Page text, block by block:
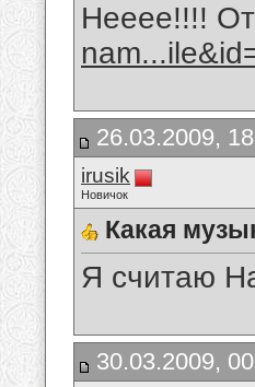
Нееее!!!!
26.03.2009,
irusik
Новичок
Какая
Я считаю
30.03.2009,